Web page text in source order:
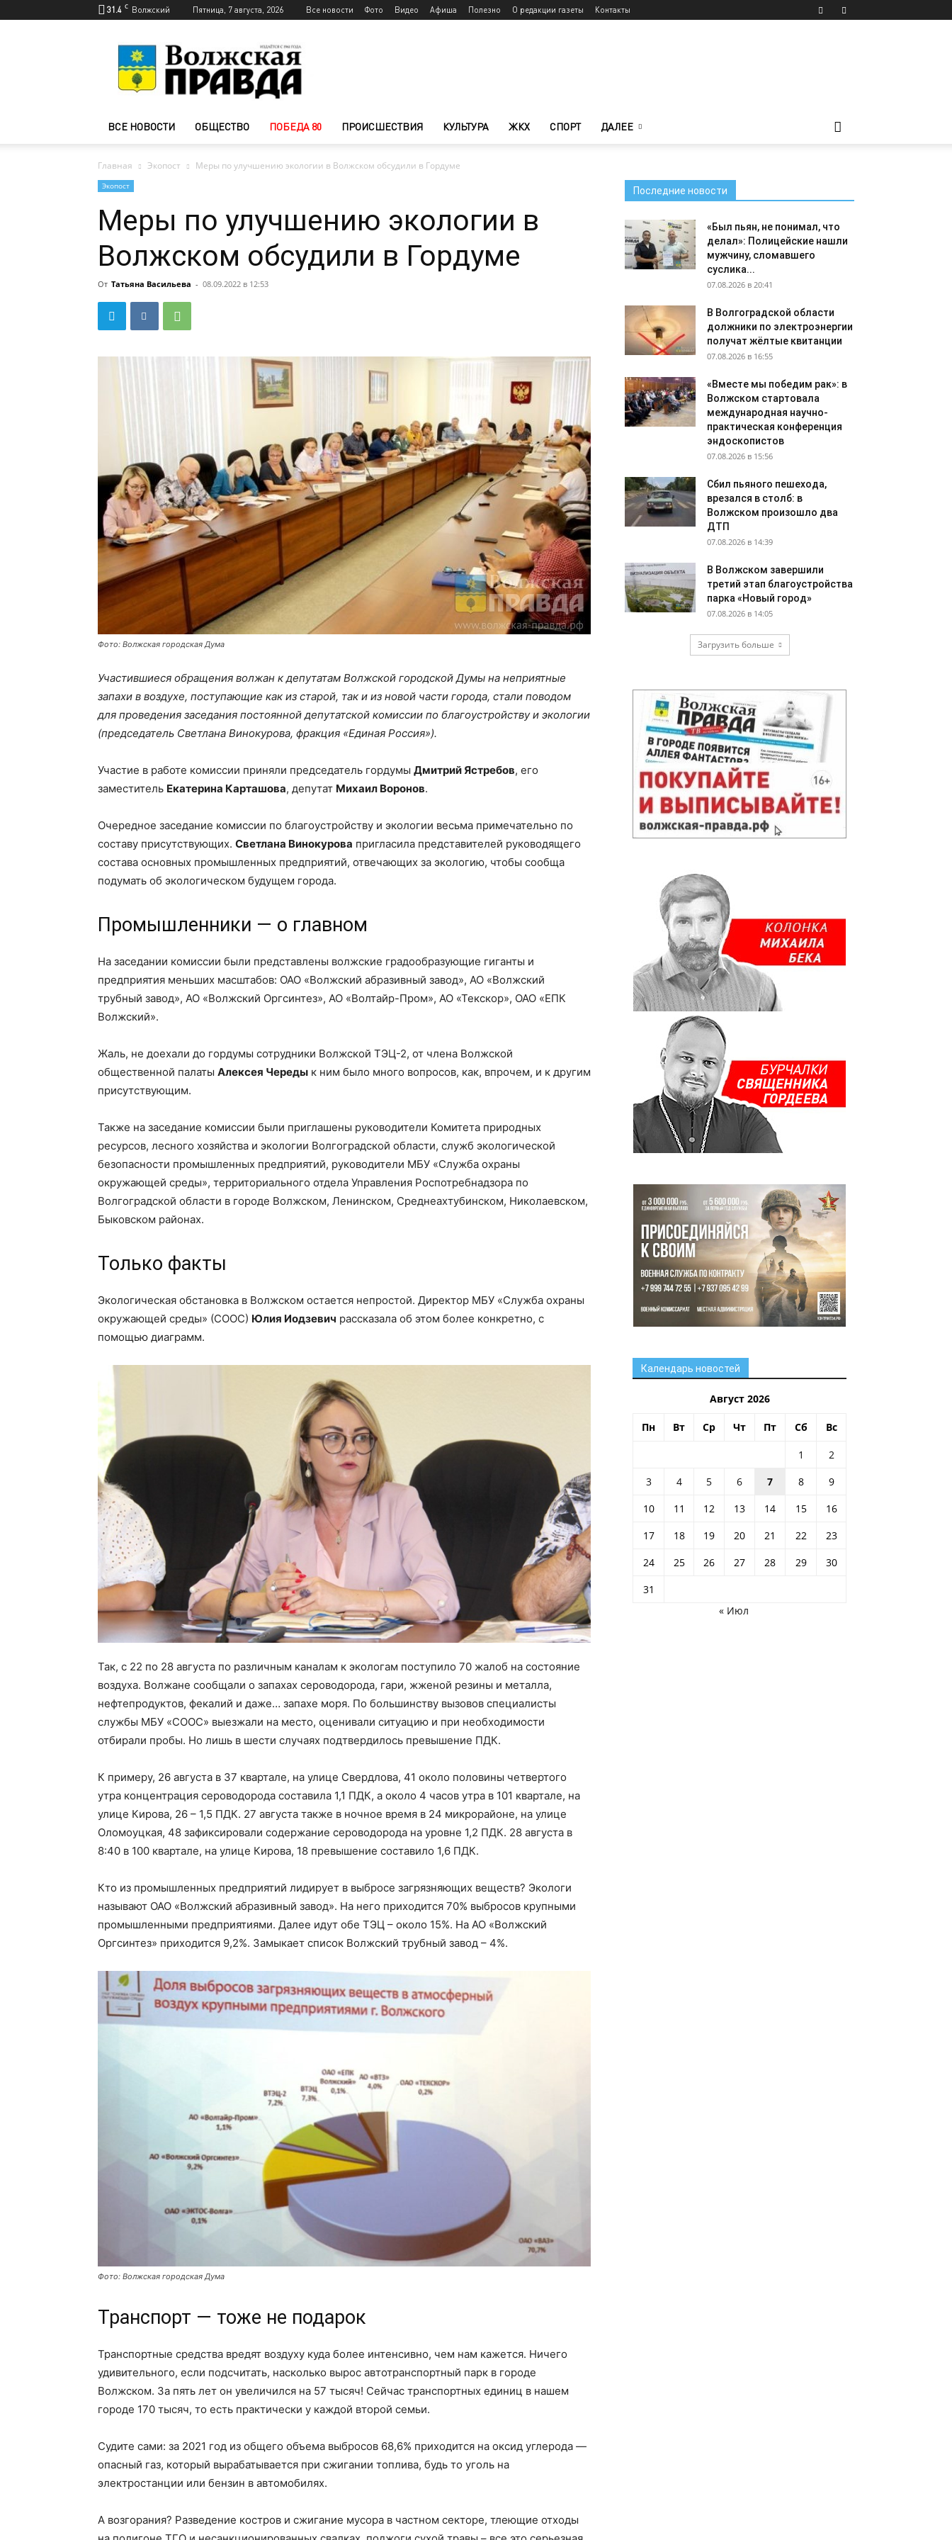
31.4 C Волжский Пятница, 7 августа, 2026 Все новости Фото Видео Афиша Полезно О редакции газеты Контакты
Волжского
—
Волжская
ВСЕ НОВОСТИ ОБЩЕСТВО ПОБЕДА 80 ПРОИСШЕСТВИЯ КУЛЬТУРА ЖКХ СПОРТ ДАЛЕЕ
Главная Экопост Меры по улучшению экологии в Волжском обсудили в Гордуме
Экопост
Меры по улучшению экологии в
Волжском обсудили в Гордуме
От Татьяна Васильева - 08.09.2022 в 12:53
Фото: Волжская городская Дума
Участившиеся обращения волжан к депутатам Волжской городской Думы на неприятные
запахи в воздухе, поступающие как из старой, так и из новой части города, стали поводом
для проведения заседания постоянной депутатской комиссии по благоустройству и экологии
(председатель Светлана Винокурова, фракция «Единая Россия»).
Участие в работе комиссии приняли председатель гордумы Дмитрий Ястребов, его
заместитель Екатерина Карташова, депутат Михаил Воронов.
Очередное заседание комиссии по благоустройству и экологии весьма примечательно по
составу присутствующих. Светлана Винокурова пригласила представителей руководящего
состава основных промышленных предприятий, отвечающих за экологию, чтобы сообща
подумать об экологическом будущем города.
Промышленники — о главном
На заседании комиссии были представлены волжские градообразующие гиганты и
предприятия меньших масштабов: ОАО «Волжский абразивный завод», АО «Волжский
трубный завод», АО «Волжский Оргсинтез», АО «Волтайр-Пром», АО «Текскор», ОАО «ЕПК
Волжский».
Жаль, не доехали до гордумы сотрудники Волжской ТЭЦ-2, от члена Волжской
общественной палаты Алексея Череды к ним было много вопросов, как, впрочем, и к другим
присутствующим.
Также на заседание комиссии были приглашены руководители Комитета природных
ресурсов, лесного хозяйства и экологии Волгоградской области, служб экологической
безопасности промышленных предприятий, руководители МБУ «Служба охраны
окружающей среды», территориального отдела Управления Роспотребнадзора по
Волгоградской области в городе Волжском, Ленинском, Среднеахтубинском, Николаевском,
Быковском районах.
Только факты
Экологическая обстановка в Волжском остается непростой. Директор МБУ «Служба охраны
окружающей среды» (СООС) Юлия Иодзевич рассказала об этом более конкретно, с
помощью диаграмм.
Так, с 22 по 28 августа по различным каналам к экологам поступило 70 жалоб на состояние
воздуха. Волжане сообщали о запахах сероводорода, гари, жженой резины и металла,
нефтепродуктов, фекалий и даже… запахе моря. По большинству вызовов специалисты
службы МБУ «СООС» выезжали на место, оценивали ситуацию и при необходимости
отбирали пробы. Но лишь в шести случаях подтвердилось превышение ПДК.
К примеру, 26 августа в 37 квартале, на улице Свердлова, 41 около половины четвертого
утра концентрация сероводорода составила 1,1 ПДК, а около 4 часов утра в 101 квартале, на
улице Кирова, 26 – 1,5 ПДК. 27 августа также в ночное время в 24 микрорайоне, на улице
Оломоуцкая, 48 зафиксировали содержание сероводорода на уровне 1,2 ПДК. 28 августа в
8:40 в 100 квартале, на улице Кирова, 18 превышение составило 1,6 ПДК.
Кто из промышленных предприятий лидирует в выбросе загрязняющих веществ? Экологи
называют ОАО «Волжский абразивный завод». На него приходится 70% выбросов крупными
промышленными предприятиями. Далее идут обе ТЭЦ – около 15%. На АО «Волжский
Оргсинтез» приходится 9,2%. Замыкает список Волжский трубный завод – 4%.
Фото: Волжская городская Дума
Транспорт — тоже не подарок
Транспортные средства вредят воздуху куда более интенсивно, чем нам кажется. Ничего
удивительного, если подсчитать, насколько вырос автотранспортный парк в городе
Волжском. За пять лет он увеличился на 57 тысяч! Сейчас транспортных единиц в нашем
городе 170 тысяч, то есть практически у каждой второй семьи.
Судите сами: за 2021 год из общего объема выбросов 68,6% приходится на оксид углерода —
опасный газ, который вырабатывается при сжигании топлива, будь то уголь на
электростанции или бензин в автомобилях.
А возгорания? Разведение костров и сжигание мусора в частном секторе, тлеющие отходы
Последние новости
«Был пьян, не понимал, что
делал»: Полицейские нашли
мужчину, сломавшего
суслика...
07.08.2026 в 20:41
В Волгоградской области
должники по электроэнергии
получат жёлтые квитанции
07.08.2026 в 16:55
«Вместе мы победим рак»: в
Волжском стартовала
международная научно-
практическая конференция
эндоскопистов
07.08.2026 в 15:56
Сбил пьяного пешехода,
врезался в столб: в
Волжском произошло два
ДТП
07.08.2026 в 14:39
В Волжском завершили
третий этап благоустройства
парка «Новый город»
07.08.2026 в 14:05
Загрузить больше
Календарь новостей
Август 2026
Пн Вт Ср Чт Пт Сб Вс
1
2
3
4 5 6 7 8
9
10
11 12 13 14 15
16
17
18 19 20 21 22
23
24
25 26 27 28 29
30
31
« Июл